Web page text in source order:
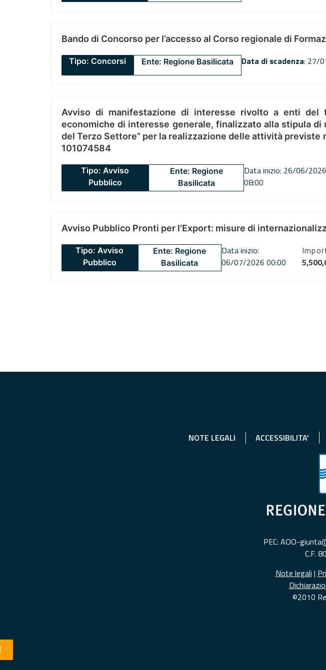
Bando di Concorso per l’accesso al Corso regionale di
Tipo: Concorsi Ente: Regione Basilicata Data di scadenza: 27/
Avviso di manifestazione di interesse rivolto a enti
economiche di interesse generale, finalizzato alla stipula di
del Terzo Settore” per la realizzazione delle attività previste
101074584
Tipo: Avviso
Pubblico
Ente: Regione
Basilicata
Data inizio: 26/06/2026
08:00
Avviso Pubblico Pronti per l’Export: misure di
Tipo: Avviso
Pubblico
Ente: Regione
Basilicata
Data inizio:
06/07/2026 00:00
NOTE LEGALI ACCESSIBILITA'
PEC: AOO-
C.F.
Note legali |
©2010